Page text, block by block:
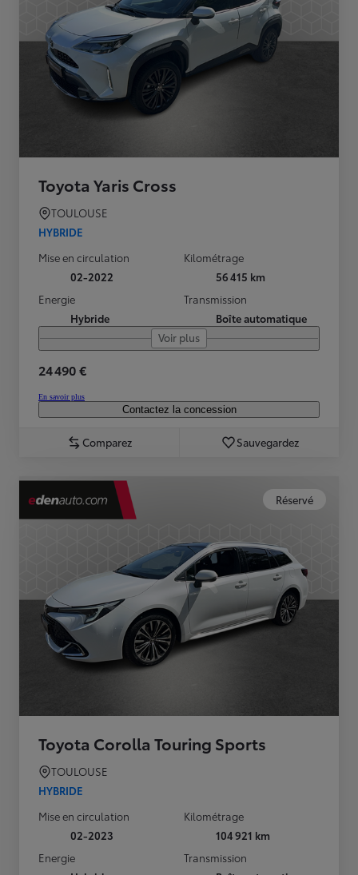
Toyota Yaris Cross
TOULOUSE
HYBRIDE
Mise en circulation
02-2022
Kilométrage
56 415 km
Energie
Hybride
Transmission
Boîte automatique
Voir plus
24 490 €
En savoir plus
Contactez la concession
Comparez Sauvegardez
Réservé
Toyota Corolla Touring Sports
TOULOUSE
HYBRIDE
Mise en circulation
02-2023
Kilométrage
104 921 km
Energie
Transmission